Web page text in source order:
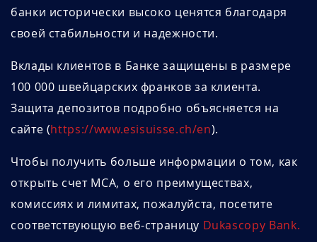
банки исторически высоко ценятся благодаря
своей стабильности и надежности.
Вклады клиентов в Банке защищены в размере
100 000 швейцарских франков за клиента.
Защита депозитов подробно объясняется на
сайте (https://www.esisuisse.ch/en).
Чтобы получить больше информации о том, как
открыть счет MCA, о его преимуществах,
комиссиях и лимитах, пожалуйста, посетите
соответствующую веб-страницу Dukascopy Bank.